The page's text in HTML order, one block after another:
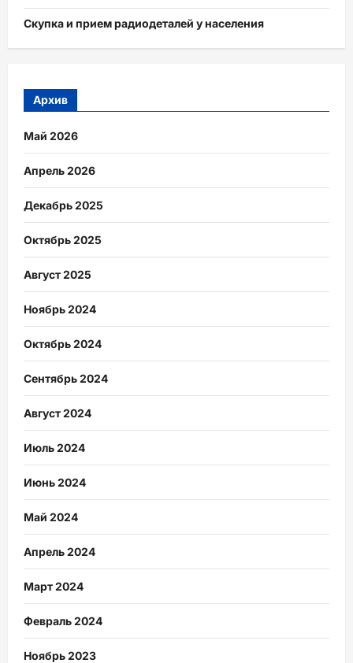
Скупка и прием радиодеталей у населения
Архив
Май 2026
Апрель 2026
Декабрь 2025
Октябрь 2025
Август 2025
Ноябрь 2024
Октябрь 2024
Сентябрь 2024
Август 2024
Июль 2024
Июнь 2024
Май 2024
Апрель 2024
Март 2024
Февраль 2024
Ноябрь 2023